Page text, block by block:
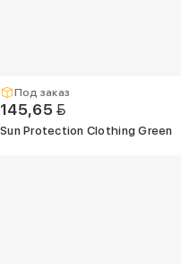
145,65 BYN
Под заказ
Sun Protection Clothing Green